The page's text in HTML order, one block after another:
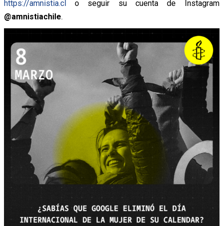
https://amnistia.cl
o seguir su cuenta de Instagram
@amnistiachile.